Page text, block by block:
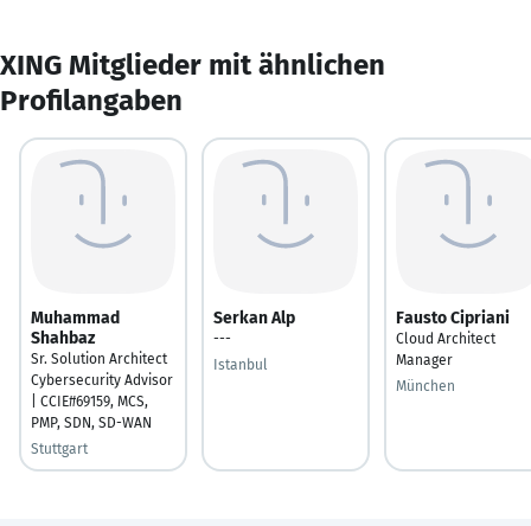
XING Mitglieder mit ähnlichen
Profilangaben
Muhammad
Shahbaz
Sr. Solution Architect
Cybersecurity Advisor
| CCIE#69159, MCS,
PMP, SDN, SD-WAN
Stuttgart
Serkan Alp
---
Istanbul
Fausto Cipriani
Cloud Architect
Manager
München